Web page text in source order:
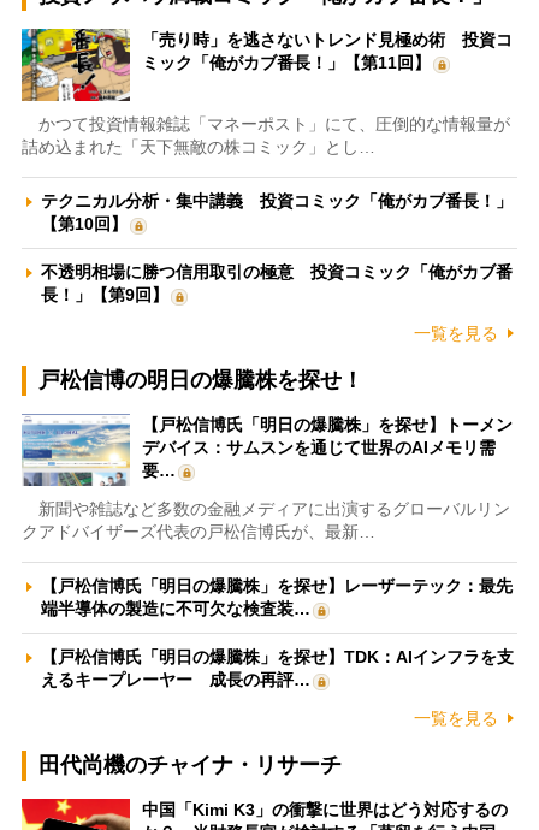
「売り時」を逃さないトレンド見極め術 投資コ
ミック「俺がカブ番長！」【第11回】
かつて投資情報雑誌「マネーポスト」にて、圧倒的な情報量が
詰め込まれた「天下無敵の株コミック」とし…
テクニカル分析・集中講義 投資コミック「俺がカブ番長！」
【第10回】
不透明相場に勝つ信用取引の極意 投資コミック「俺がカブ番
長！」【第9回】
一覧を見る
戸松信博の明日の爆騰株を探せ！
【戸松信博氏「明日の爆騰株」を探せ】トーメン
デバイス：サムスンを通じて世界のAIメモリ需
要…
新聞や雑誌など多数の金融メディアに出演するグローバルリン
クアドバイザーズ代表の戸松信博氏が、最新…
【戸松信博氏「明日の爆騰株」を探せ】レーザーテック：最先
端半導体の製造に不可欠な検査装…
【戸松信博氏「明日の爆騰株」を探せ】TDK：AIインフラを支
えるキープレーヤー 成長の再評…
一覧を見る
田代尚機のチャイナ・リサーチ
中国「Kimi K3」の衝撃に世界はどう対応するの